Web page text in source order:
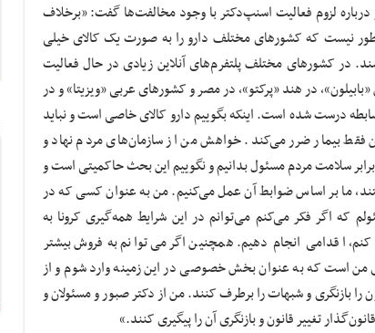
لزوم فعالیت اسنپ‌دکتر با وجود مخالفت‌ها گفت: «برخلاف
طور نیست که کشورهای مختلف دارو را به صورت یک کالای خیلی
در کشورهای مختلف پلتفرم‌های آنلاین زیادی در حال فعالیت
در هند «پرکتو»، در مصر و کشورهای عربی «ویزیتا» و در
درست شده است. اینکه بگوییم دارو کالای خاصی است و نباید
بیمار ضرر می‌کند. خواهش من از سازمان‌های مردم نهاد و
سلامت مردم مسئول بدانیم و نگوییم این بحث حاکمیتی است و
ما بر اساس ضوابط آن عمل می‌کنیم. من به عنوان کسی که در
اگر فکر می‌کنم می‌توانم در این شرایط همه‌گیری کرونا به
اقدامی انجام دهیم. همچنین اگر می‌توانم به فروش بیشتر
من است که به عنوان بخش خصوصی در این زمینه وارد شوم و از
بازنگری و شبهات را برطرف کنند. من از دکتر صبور و مسئولان و
تغییر قانون و بازنگری آن را پیگیری کنند.»